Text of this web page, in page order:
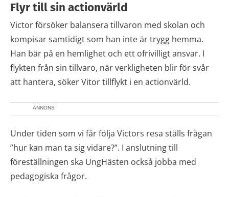
Flyr till sin actionvärld
Victor försöker balansera tillvaron med skolan och
kompisar samtidigt som han inte är trygg hemma.
Han bär på en hemlighet och ett ofrivilligt ansvar. I
flykten från sin tillvaro, när verkligheten blir för svår
att hantera, söker Vitor tillflykt i en actionvärld.
ANNONS
Under tiden som vi får följa Victors resa ställs frågan
”hur kan man ta sig vidare?”. I anslutning till
föreställningen ska UngHästen också jobba med
pedagogiska frågor.